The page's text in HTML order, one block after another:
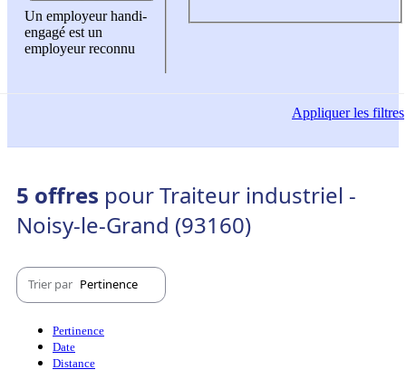
Un employeur handi-
engagé est un
employeur reconnu
Appliquerles filtres
5 offres pour Traiteur industriel -
Noisy-le-Grand (93160)
Trier par Pertinence
Pertinence
Date
Distance